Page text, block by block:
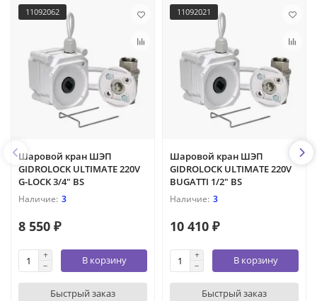
11092062
Шаровой кран ШЭП
GIDROLOCK ULTIMATE 220V
G-LOCK 3/4" BS
3
8 550 ₽
В корзину
Быстрый заказ
11092021
Шаровой кран ШЭП
GIDROLOCK ULTIMATE 220V
BUGATTI 1/2" BS
3
10 410 ₽
В корзину
Быстрый заказ